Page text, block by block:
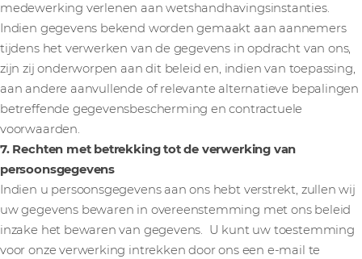
medewerking verlenen aan wetshandhavingsinstanties.
Indien gegevens bekend worden gemaakt aan aannemers
tijdens het verwerken van de gegevens in opdracht van ons,
zijn zij onderworpen aan dit beleid en, indien van toepassing,
aan andere aanvullende of relevante alternatieve bepalingen
betreffende gegevensbescherming en contractuele
voorwaarden.
7. Rechten met betrekking tot de verwerking van
persoonsgegevens
Indien u persoonsgegevens aan ons hebt verstrekt, zullen wij
uw gegevens bewaren in overeenstemming met ons beleid
inzake het bewaren van gegevens. U kunt uw toestemming
voor onze verwerking intrekken door ons een e-mail te